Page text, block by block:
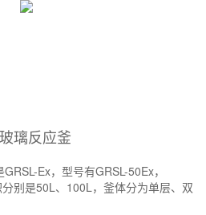
璃反应釜
Ex，型号有GRSL-50Ex，
别是50L、100L，釜体分为单层、双